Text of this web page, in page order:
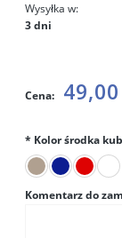
Wysyłka w:
3 dni
Cena nie
Cena:
* Kolor środka
Komentarz do